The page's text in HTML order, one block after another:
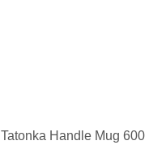
Tatonka Handle Mug 600